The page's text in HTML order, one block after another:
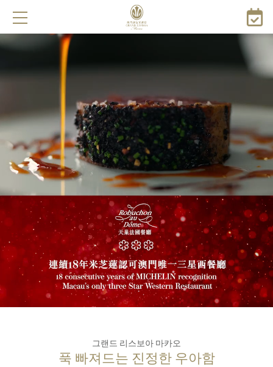
콘
뛰
그랜드 리스보아 마카오
푹 빠져드는 진정한 우아함